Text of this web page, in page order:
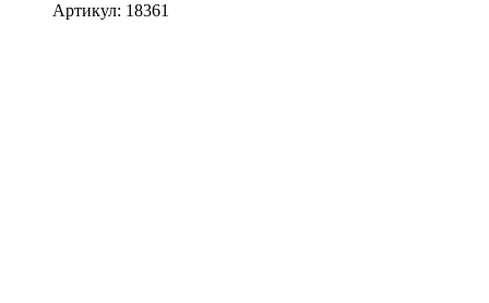
Артикул: 18361